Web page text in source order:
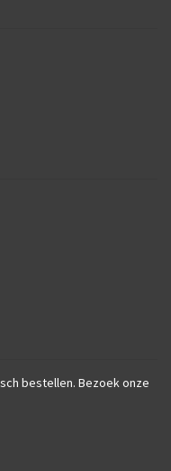
bestellen. Bezoek onze